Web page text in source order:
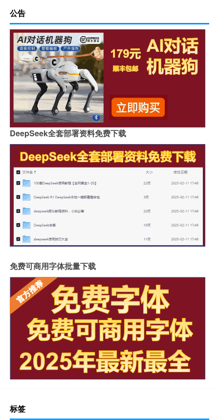
公告
DeepSeek全套部署资料免费下载
免费可商用字体批量下载
标签